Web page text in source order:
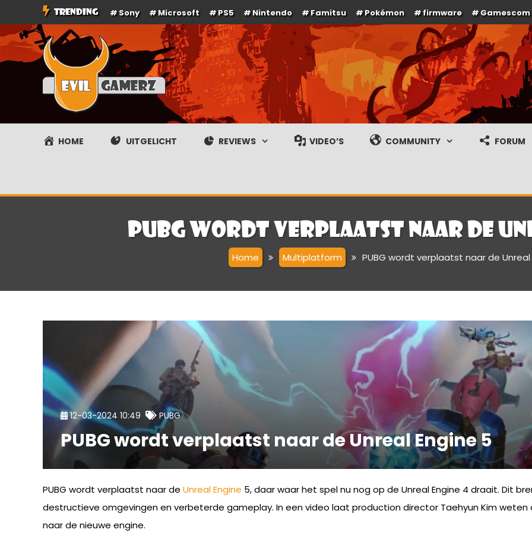
naar
de
TRENDING Sony Microsoft PS5 Nintendo Famitsu Pokémon Firmware Gamescom
Evilgamerz
Het meest interessante game nieuws, reviews, coverage en gameplay streams
HOME UITGELICHT REVIEWS VIDEO’S COMMUNITY FORUM
PUBG wordt verplaatst naar de
Home Multiplatform PUBG wordt verplaatst naar de Unreal
12-03-2024 10:49 PUBG
PUBG wordt verplaatst naar de Unreal Engine 5
PUBG wordt verplaatst naar de Unreal Engine 5, daar waar het spel nu nog op de Unreal Engine 4 draait. Dit
destructieve omgevingen en verbeterde gameplay. In een video laat production director Taehyun Kim
naar de nieuwe engine.